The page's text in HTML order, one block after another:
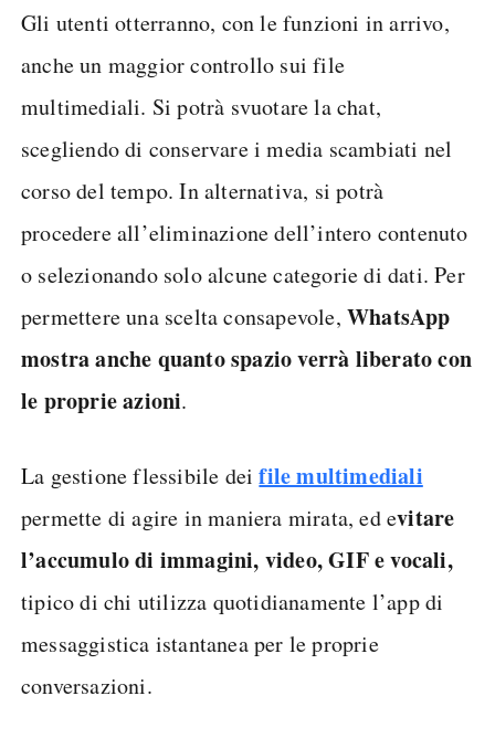
Gli utenti otterranno, con le funzioni in arrivo,
anche un maggior controllo sui file
multimediali. Si potrà svuotare la chat,
scegliendo di conservare i media scambiati nel
corso del tempo. In alternativa, si potrà
procedere all’eliminazione dell’intero contenuto
o selezionando solo alcune categorie di dati. Per
permettere una scelta consapevole, WhatsApp
mostra anche quanto spazio verrà liberato con
le proprie azioni.
La gestione flessibile deifile multimediali
permette di agire in maniera mirata, ed evitare
l’accumulo di immagini, video, GIF e vocali,
tipico di chi utilizza quotidianamente l’app di
messaggistica istantanea per le proprie
conversazioni.